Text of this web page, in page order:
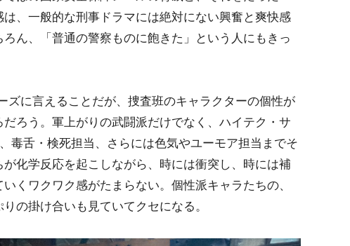
、一般的な刑事ドラマには絶対にない興奮と爽快感
ん、「普通の警察ものに飽きた」という人にもきっ
に言えることだが、捜査班のキャラクターの個性が
ろう。軍上がりの武闘派だけでなく、ハイテク・サ
毒舌・検死担当、さらには色気やユーモア担当までそ
化学反応を起こしながら、時には衝突し、時には補
くワクワク感がたまらない。個性派キャラたちの、
の掛け合いも見ていてクセになる。